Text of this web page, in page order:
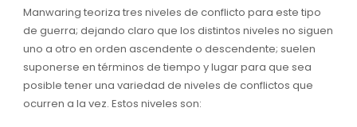
Manwaring teoriza tres niveles de conflicto para este tipo
de guerra; dejando claro que los distintos niveles no siguen
uno a otro en orden ascendente o descendente; suelen
suponerse en términos de tiempo y lugar para que sea
posible tener una variedad de niveles de conflictos que
ocurren a la vez. Estos niveles son: